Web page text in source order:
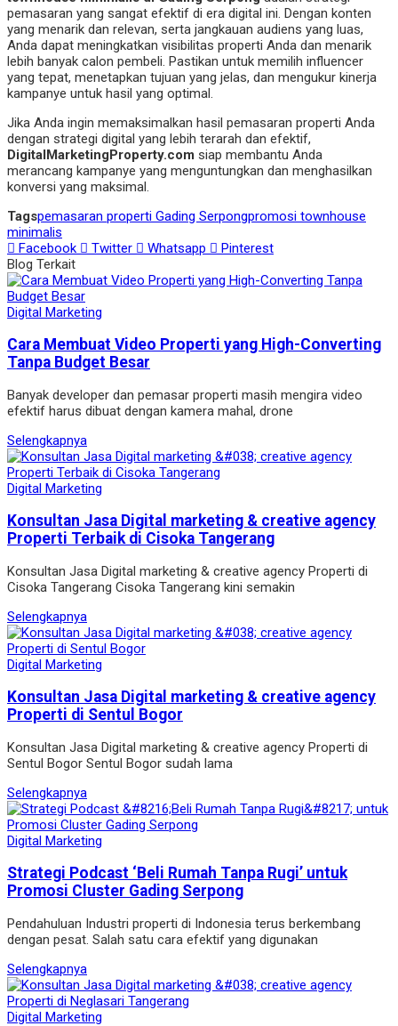
pemasaran yang sangat efektif di era digital ini. Dengan konten
yang menarik dan relevan, serta jangkauan audiens yang luas,
Anda dapat meningkatkan visibilitas properti Anda dan menarik
lebih banyak calon pembeli. Pastikan untuk memilih influencer
yang tepat, menetapkan tujuan yang jelas, dan mengukur kinerja
kampanye untuk hasil yang optimal.
Jika Anda ingin memaksimalkan hasil pemasaran properti Anda
dengan strategi digital yang lebih terarah dan efektif,
DigitalMarketingProperty.com siap membantu Anda
merancang kampanye yang menguntungkan dan menghasilkan
konversi yang maksimal.
Tagspemasaran properti Gading Serpongpromosi townhouse
minimalis
Facebook
Twitter Whatsapp
Pinterest
Blog Terkait
Digital Marketing
Cara Membuat Video Properti yang High-Converting
Tanpa Budget Besar
Banyak developer dan pemasar properti masih mengira video
efektif harus dibuat dengan kamera mahal, drone
Selengkapnya
Digital Marketing
Konsultan Jasa Digital marketing & creative agency
Properti Terbaik di Cisoka Tangerang
Konsultan Jasa Digital marketing & creative agency Properti di
Cisoka Tangerang Cisoka Tangerang kini semakin
Selengkapnya
Digital Marketing
Konsultan Jasa Digital marketing & creative agency
Properti di Sentul Bogor
Konsultan Jasa Digital marketing & creative agency Properti di
Sentul Bogor Sentul Bogor sudah lama
Selengkapnya
Digital Marketing
Strategi Podcast ‘Beli Rumah Tanpa Rugi’ untuk
Promosi Cluster Gading Serpong
Pendahuluan Industri properti di Indonesia terus berkembang
dengan pesat. Salah satu cara efektif yang digunakan
Selengkapnya
Digital Marketing